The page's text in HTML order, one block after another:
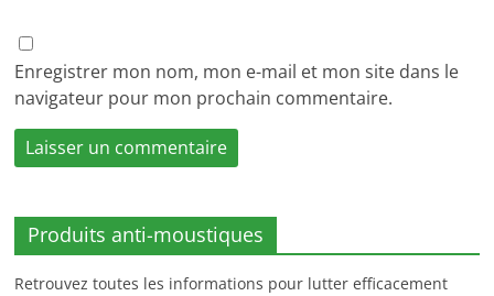
Enregistrer mon nom, mon e-mail et mon site dans le
navigateur pour mon prochain commentaire.
Produits anti-moustiques
Retrouvez toutes les informations pour lutter efficacement